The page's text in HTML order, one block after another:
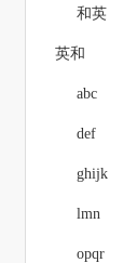
和英
英和
abc
def
ghijk
lmn
opqr